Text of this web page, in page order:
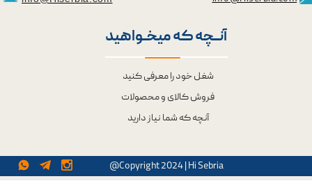
@Copyright 2024 | Hi Sebria
شغل خود را معرفی کنید
فروش کالای و محصولات
آنچه که شما نیاز دارید
آنــچه که میخــواهید